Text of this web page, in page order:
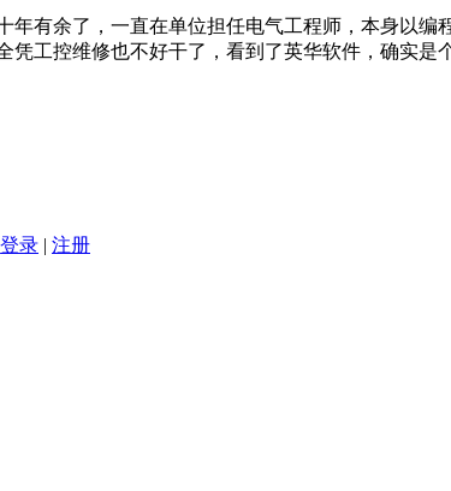
年有余了，一直在单位担任电气工程师，本身以
凭工控维修也不好干了，看到了英华软件，确实
登录 | 注册